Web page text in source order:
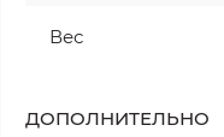
Вес
ДОПОЛНИТЕЛЬНО